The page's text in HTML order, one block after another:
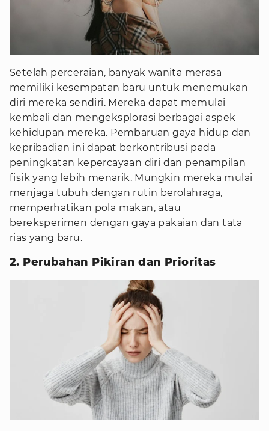
Setelah perceraian, banyak wanita merasa
memiliki kesempatan baru untuk menemukan
diri mereka sendiri. Mereka dapat memulai
kembali dan mengeksplorasi berbagai aspek
kehidupan mereka. Pembaruan gaya hidup dan
kepribadian ini dapat berkontribusi pada
peningkatan kepercayaan diri dan penampilan
fisik yang lebih menarik. Mungkin mereka mulai
menjaga tubuh dengan rutin berolahraga,
memperhatikan pola makan, atau
bereksperimen dengan gaya pakaian dan tata
rias yang baru.
2. Perubahan Pikiran dan Prioritas